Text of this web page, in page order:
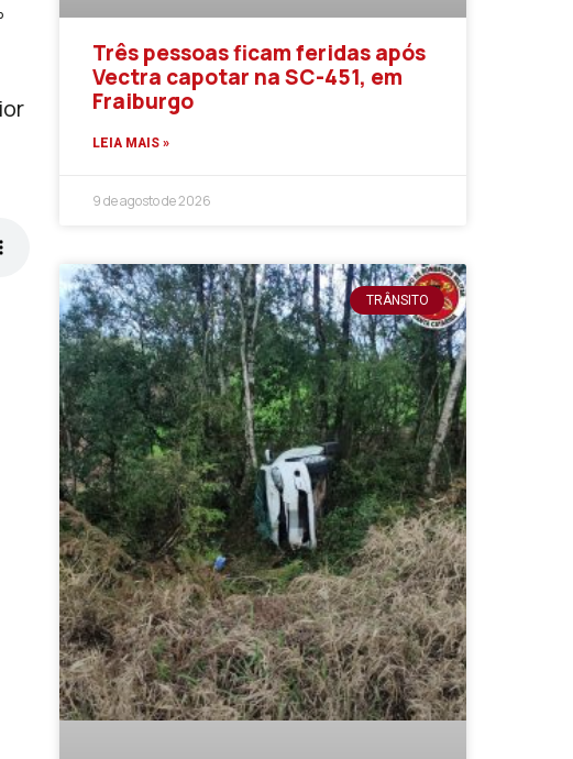
Três pessoas ficam feridas após
Vectra capotar na SC-451, em
Fraiburgo
LEIA MAIS »
9 de agosto de 2026
TRÂNSITO